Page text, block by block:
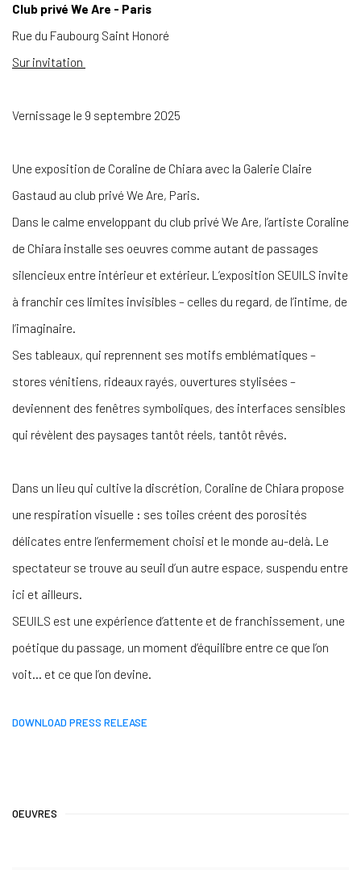
Club privé We Are - Paris
Rue du Faubourg Saint Honoré
Sur invitation
Vernissage le 9 septembre 2025
Une exposition de Coraline de Chiara avec la Galerie Claire
Gastaud au club privé We Are, Paris.
Dans le calme enveloppant du club privé We Are, l’artiste Coraline
de Chiara installe ses oeuvres comme autant de passages
silencieux entre intérieur et extérieur. L’exposition SEUILS invite
à franchir ces limites invisibles – celles du regard, de l’intime, de
l’imaginaire.
Ses tableaux, qui reprennent ses motifs emblématiques –
stores vénitiens, rideaux rayés, ouvertures stylisées –
deviennent des fenêtres symboliques, des interfaces sensibles
qui révèlent des paysages tantôt réels, tantôt rêvés.
Dans un lieu qui cultive la discrétion, Coraline de Chiara propose
une respiration visuelle : ses toiles créent des porosités
délicates entre l’enfermement choisi et le monde au-delà. Le
spectateur se trouve au seuil d’un autre espace, suspendu entre
ici et ailleurs.
SEUILS est une expérience d’attente et de franchissement, une
poétique du passage, un moment d’équilibre entre ce que l’on
voit... et ce que l’on devine.
DOWNLOAD PRESS RELEASE
OEUVRES